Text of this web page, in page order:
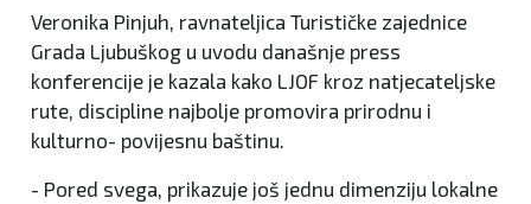
Veronika Pinjuh, ravnateljica Turističke zajednice
Grada Ljubuškog u uvodu današnje press
konferencije je kazala kako LJOF kroz natjecateljske
rute, discipline najbolje promovira prirodnu i
kulturno- povijesnu baštinu.
- Pored svega, prikazuje još jednu dimenziju lokalne